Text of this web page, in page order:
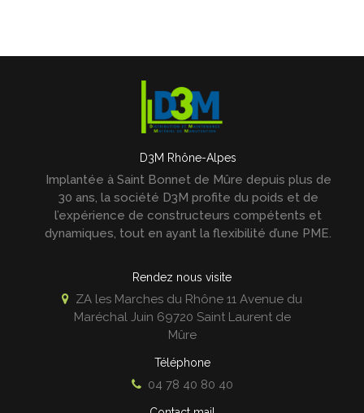
D3M Rhône-Alpes
Implantée à Saint Bonnet de Mûre depuis plus de
30 ans, la société D3M profite du poids et de
l’expérience de constructeurs compétents et
dynamiques, tout en ayant la flexibilité d’une PME.
Rendez nous visite
ZA les Marches du Rhône 11 Avenue du
Maréchal Juin 69720 Saint Laurent de
Mûre
Téléphone
04 78 40 80 40